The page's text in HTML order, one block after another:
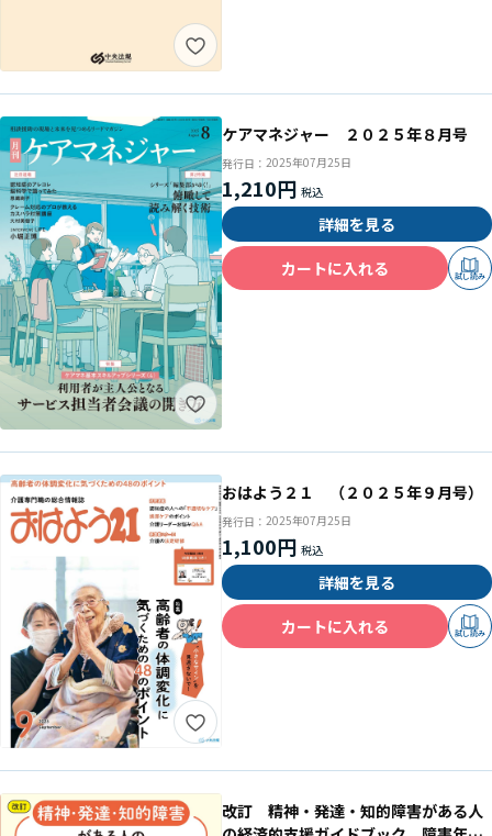
ケアマネジャー ２０２５年８月号
発行日： 2025年07月25日
1,210円
詳細を見る
カートに入れる
試し読み
おはよう２１ （２０２５年９月号）
発行日： 2025年07月25日
1,100円
詳細を見る
カートに入れる
試し読み
改訂 精神・発達・知的障害がある人